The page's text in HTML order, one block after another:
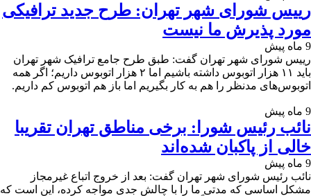
رییس شورای شهر تهران: طرح جدید ترافیکی
مورد پذیرش ما نیست
9 ماه پیش
رییس شورای شهر تهران گفت: طبق طرح جامع ترافیک شهر تهران
باید ۱۱ هزار اتوبوس داشته باشیم اما ۲ هزار اتوبوس داریم؛ اگر همه
اتوبوس‌های مدنظر را هم به کار بگیریم اما باز هم اتوبوس کم داریم.
9 ماه پیش
نائب رئیس شورا: برخی مناطق تهران تقریبا
خالی از پاکبان شده‌اند
9 ماه پیش
نائب رئیس شورای شهر تهران گفت: بعد از خروج اتباع غیرمجاز
مشکل اساسی که مدتی ما را با چالش جدی مواجه کرده، این است که